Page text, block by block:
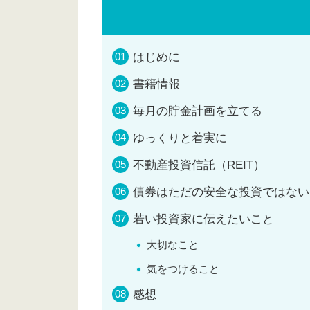
はじめに
書籍情報
毎月の貯金計画を立てる
ゆっくりと着実に
不動産投資信託（REIT）
債券はただの安全な投資ではない
若い投資家に伝えたいこと
大切なこと
気をつけること
感想